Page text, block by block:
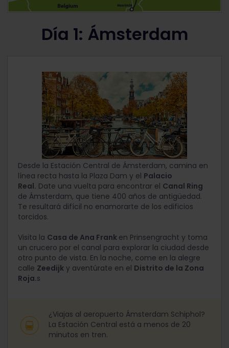
Día 1: Ámsterdam
Desde la Estación Central de Ámsterdam, camina en
línea recta hasta la Plaza Dam y el Palacio
Real. Date una vuelta para encontrar el Canal Ring
de Ámsterdam, que tiene 400 años de antigüedad.
Te resultará difícil no enamorarte de los edificios
torcidos.
Visita la Casa de Ana Frank en Prinsengracht y toma
un crucero por el canal para explorar la ciudad desde
otro punto de vista. En la noche, come en la alegre
calle Zeedijk y aventúrate en el Distrito de la Zona
Roja.s
¿Viajas al aeropuerto Ámsterdam Schiphol?
La Estación Central está a menos de 20
minutos en tren.